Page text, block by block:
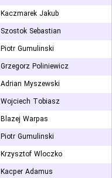
Kaczmarek Jakub
Szostok Sebastian
Piotr Gumulinski
Grzegorz Poliniewicz
Adrian Myszewski
Wojciech Tobiasz
Blazej Warpas
Piotr Gumulinski
Krzysztof Wloczko
Kacper Adamus